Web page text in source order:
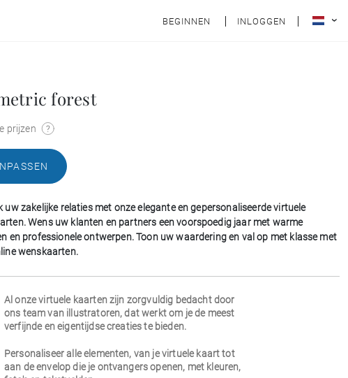
BEGINNEN INLOGGEN
forest
prijzen
uw zakelijke relaties met onze elegante en gepersonaliseerde virtuele
Wens uw klanten en partners een voorspoedig jaar met warme
en professionele ontwerpen. Toon uw waardering en val op met klasse met
wenskaarten.
Al onze virtuele kaarten zijn zorgvuldig bedacht door
ons team van illustratoren, dat werkt om je de meest
verfijnde en eigentijdse creaties te bieden.
Personaliseer alle elementen, van je virtuele kaart tot
aan de envelop die je ontvangers openen, met kleuren,